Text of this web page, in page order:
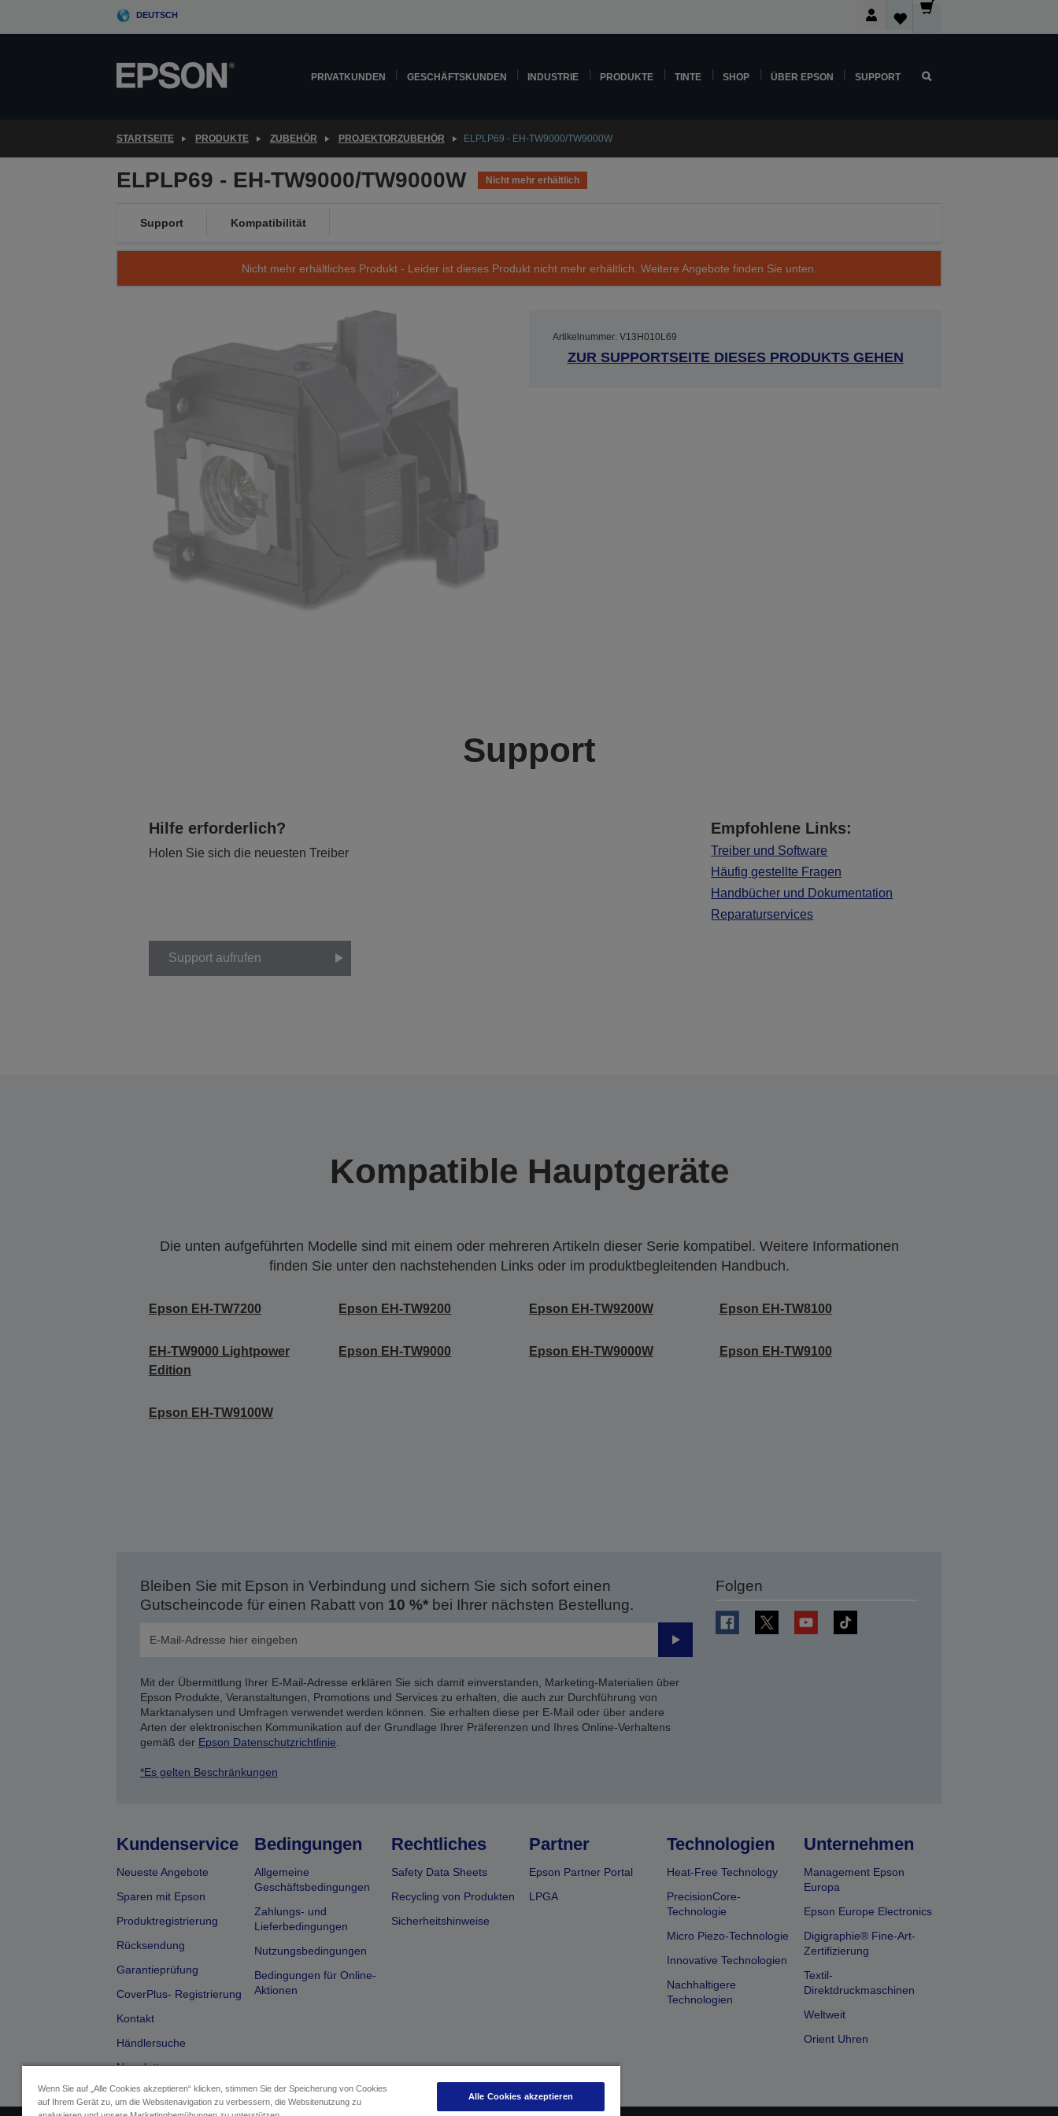
DEUTSCH
PRIVATKUNDEN GESCHÄFTSKUNDEN INDUSTRIE PRODUKTE TINTE SHOP ÜBER EPSON SUPPORT
STARTSEITE PRODUKTE ZUBEHÖR PROJEKTORZUBEHÖR ELPLP69 - EH-TW9000/TW9000W
ELPLP69 - EH-TW9000/TW9000W Nicht mehr erhältlich
Support Kompatibilität
Nicht mehr erhältliches Produkt - Leider ist dieses Produkt nicht mehr erhältlich. Weitere Angebote finden Sie unten.
Artikelnummer: V13H010L69
ZUR SUPPORTSEITE DIESES PRODUKTS GEHEN
Support
Hilfe erforderlich?
Holen Sie sich die neuesten Treiber
Empfohlene Links:
Treiber und Software
Häufig gestellte Fragen
Handbücher und Dokumentation
Reparaturservices
Support aufrufen
Kompatible Hauptgeräte
Die unten aufgeführten Modelle sind mit einem oder mehreren Artikeln dieser Serie kompatibel. Weitere Informationen
finden Sie unter den nachstehenden Links oder im produktbegleitenden Handbuch.
Epson EH-TW7200 Epson EH-TW9200 Epson EH-TW9200W Epson EH-TW8100
EH-TW9000 Lightpower
Edition
Epson EH-TW9000 Epson EH-TW9000W Epson EH-TW9100
Epson EH-TW9100W
Bleiben Sie mit Epson in Verbindung und sichern Sie sich sofort einen
Gutscheincode für einen Rabatt von 10 %*bei Ihrer nächsten Bestellung.
Senden
Mit der Übermittlung Ihrer E-Mail-Adresse erklären Sie sich damit einverstanden, Marketing-Materialien über
Epson Produkte, Veranstaltungen, Promotions und Services zu erhalten, die auch zur Durchführung von
Marktanalysen und Umfragen verwendet werden können. Sie erhalten diese per E-Mail oder über andere
Arten der elektronischen Kommunikation auf der Grundlage Ihrer Präferenzen und Ihres Online-Verhaltens
gemäß der Epson Datenschutzrichtlinie
*Es gelten Beschränkungen
Folgen
Kundenservice
Neueste Angebote
Sparen mit Epson
Produktregistrierung
Rücksendung
Garantieprüfung
CoverPlus- Registrierung
Kontakt
Händlersuche
Newsletter
Bedingungen
Allgemeine
Geschäftsbedingungen
Zahlungs- und
Lieferbedingungen
Nutzungsbedingungen
Bedingungen für Online-
Aktionen
Rechtliches
Safety Data Sheets
Recycling von Produkten
Sicherheitshinweise
Partner
Epson Partner Portal
LPGA
Technologien
Heat-Free Technology
PrecisionCore-
Technologie
Micro Piezo-Technologie
Innovative Technologien
Nachhaltigere
Technologien
Unternehmen
Management Epson
Europa
Epson Europe Electronics
Digigraphie® Fine-Art-
Zertifizierung
Textil-
Direktdruckmaschinen
Weltweit
Orient Uhren
Wenn Sie auf „Alle Cookies akzeptieren“ klicken, stimmen Sie der Speicherung von Cookies
auf Ihrem Gerät zu, um die Websitenavigation zu verbessern, die Websitenutzung zu
Alle Cookies akzeptieren